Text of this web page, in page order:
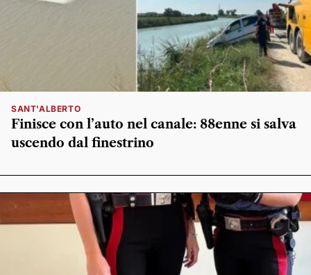
SANT'ALBERTO
Finisce con l’auto nel canale: 88enne si salva
uscendo dal finestrino